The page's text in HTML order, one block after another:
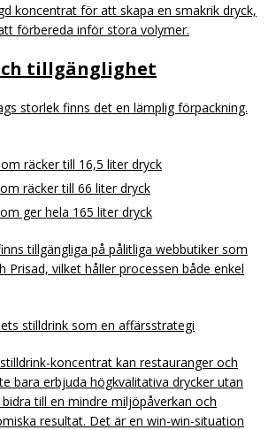
koncentrat för att skapa en smakrik dryck,
förbereda inför stora volymer.
tillgänglighet
storlek finns det en lämplig förpackning.
räcker till 16,5 liter dryck
räcker till 66 liter dryck
ger hela 165 liter dryck
tillgängliga på pålitliga webbutiker som
Prisad, vilket håller processen både enkel
stilldrink som en affärsstrategi
koncentrat kan restauranger och
bara erbjuda högkvalitativa drycker utan
till en mindre miljöpåverkan och
resultat. Det är en win-win-situation